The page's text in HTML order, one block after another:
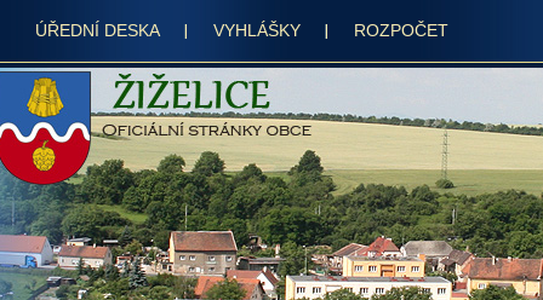
ÚŘEDNÍ DESKA VYHLÁŠKY ROZPOČET